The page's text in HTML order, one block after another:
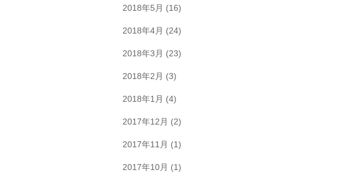
2018年5月 (16)
2018年4月 (24)
2018年3月 (23)
2018年2月 (3)
2018年1月 (4)
2017年12月 (2)
2017年11月 (1)
2017年10月 (1)